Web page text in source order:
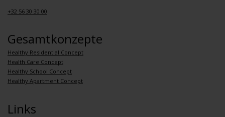
+32 56 30 30 00
Gesamtkonzepte
Healthy Residential Concept
Health Care Concept
Healthy School Concept
Healthy Apartment Concept
Links